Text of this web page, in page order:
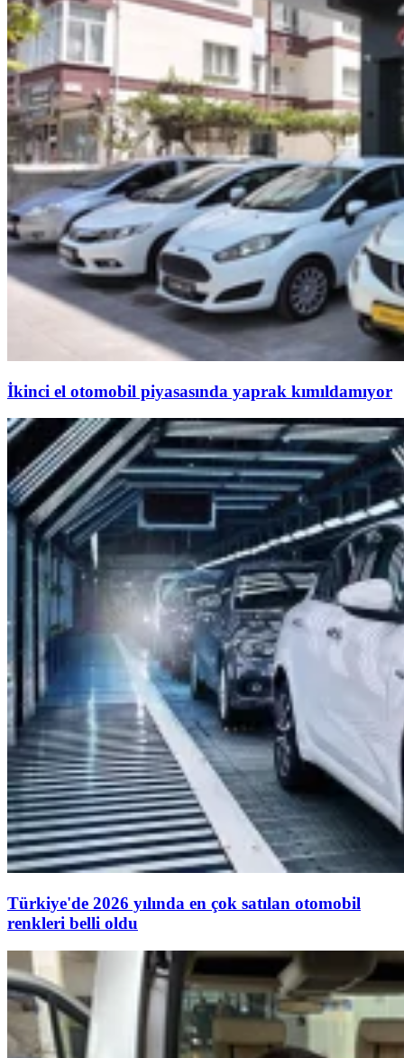
İkinci el otomobil piyasasında yaprak kımıldamıyor
Türkiye'de 2026 yılında en çok satılan otomobil
renkleri belli oldu